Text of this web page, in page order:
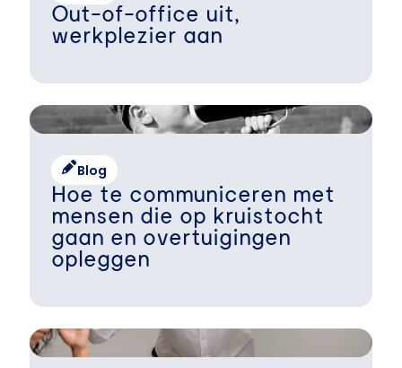
Out-of-office uit,
werkplezier aan
Blog
Hoe te communiceren met
mensen die op kruistocht
gaan en overtuigingen
opleggen